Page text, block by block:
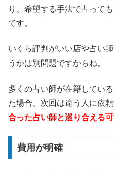
り、希望する手法で占って
です。
いくら評判がいい店や占い
うかは別問題ですからね。
多くの占い師が在籍してい
た場合、次回は違う人に依
合った占い師と巡り合える
費用が明確